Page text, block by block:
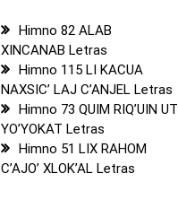
Himno 82 ALAB
XINCANAB Letras
Himno 115 LI KACUA
NAXSIC’ LAJ C’ANJEL Letras
Himno 73 QUIM RIQ’UIN UT
YO’YOKAT Letras
Himno 51 LIX RAHOM
C’AJO’ XLOK’AL Letras